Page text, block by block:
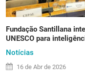
Fundação Santillana
UNESCO para
Notícias
16 de Abr de 2026